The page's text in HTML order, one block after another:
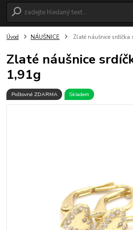
Úvod NÁUŠNICE Zlaté náušnice srdíčka
Zlaté náušnice
1,91g
Poštovné ZDARMA Skladem